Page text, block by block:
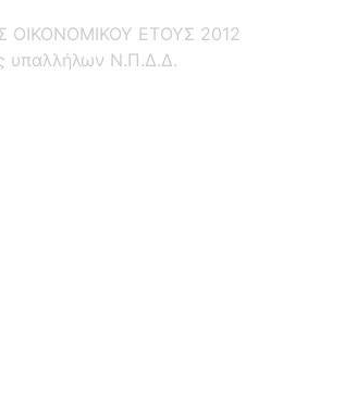
ΕΤΟΥΣ 2012
υπαλλήλων Ν.Π.Δ.Δ.